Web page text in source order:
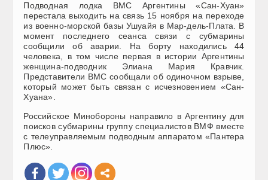
Подводная лодка ВМС Аргентины «Сан-Хуан»
перестала выходить на связь 15 ноября на переходе
из военно-морской базы Ушуайя в Мар-дель-Плата. В
момент последнего сеанса связи с субмарины
сообщили об аварии. На борту находились 44
человека, в том числе первая в истории Аргентины
женщина-подводник Элиана Мария Кравчик.
Представители ВМС сообщали об одиночном взрыве,
который может быть связан с исчезновением «Сан-
Хуана».
Российское Минобороны направило в Аргентину для
поисков субмарины группу специалистов ВМФ вместе
с телеуправляемым подводным аппаратом «Пантера
Плюс».